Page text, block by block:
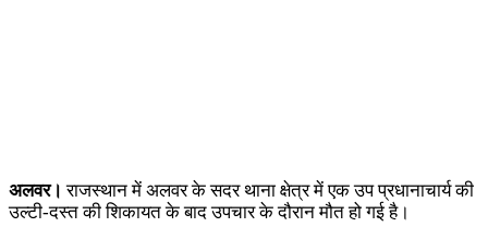
अलवर। राजस्थान में अलवर के सदर थाना क्षेत्र में एक उप प्रधानाचार्य की
उल्टी-दस्त की शिकायत के बाद उपचार के दौरान मौत हो गई है।